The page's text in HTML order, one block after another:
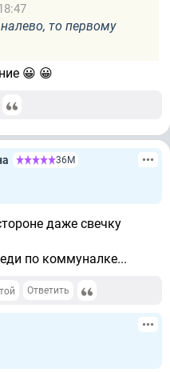
то первому
😀 😀
36М
даже свечку
по коммуналке...
Ответить